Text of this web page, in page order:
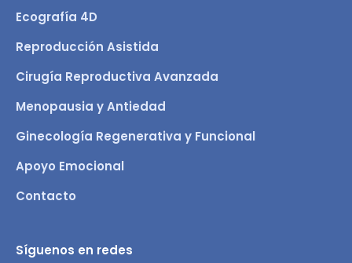
Ecografía 4D
Reproducción Asistida
Cirugía Reproductiva Avanzada
Menopausia y Antiedad
Ginecología Regenerativa y Funcional
Apoyo Emocional
Contacto
Síguenos en redes